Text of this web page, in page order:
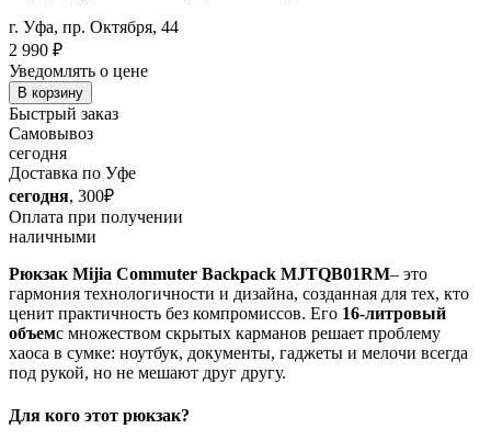
г. Уфа, пр. Октября, 44
2 990 ₽
Уведомлять о цене
В корзину
Быстрый заказ
Самовывоз
сегодня
Доставка по Уфе
сегодня, 300₽
Оплата при получении
наличными
Рюкзак Mijia Commuter Backpack MJTQB01RM– это
гармония технологичности и дизайна, созданная для тех, кто
ценит практичность без компромиссов. Его 16-литровый
объемс множеством скрытых карманов решает проблему
хаоса в сумке: ноутбук, документы, гаджеты и мелочи всегда
под рукой, но не мешают друг другу.
Для кого этот рюкзак?